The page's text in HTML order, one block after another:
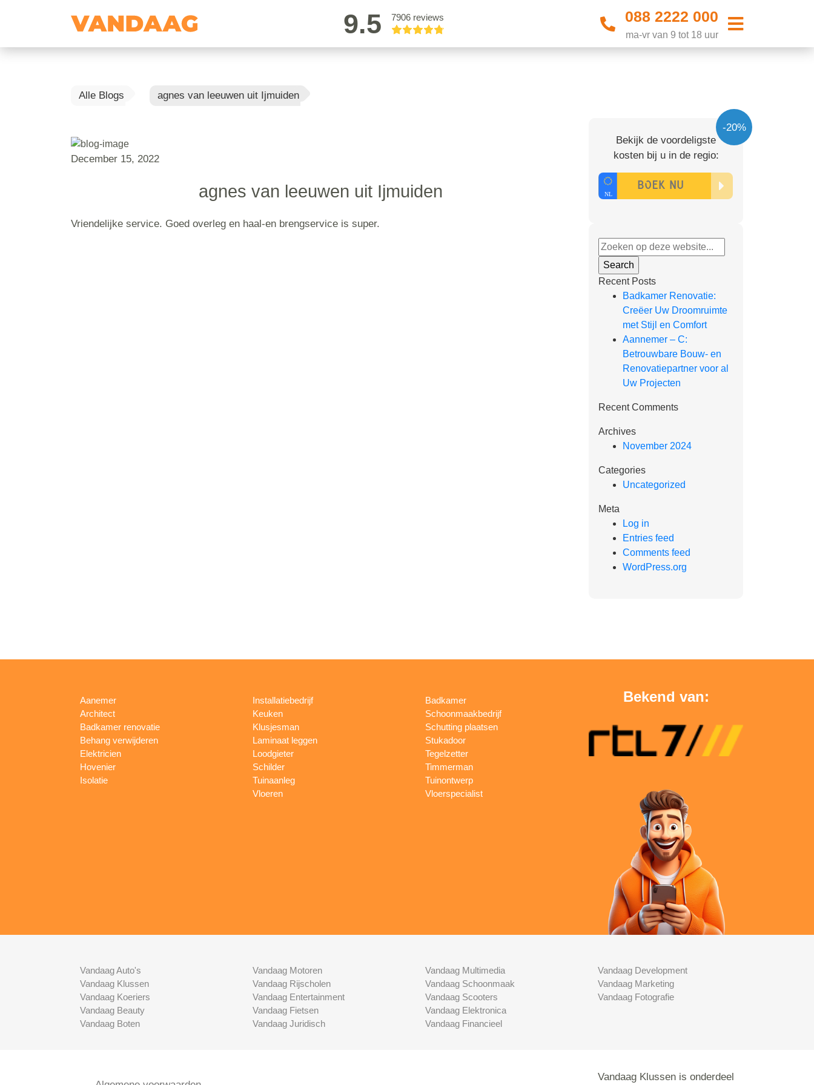
9.5 7906 reviews 088 2222 000
ma-vr van 9 tot 18 uur
Alle Blogs agnes van leeuwen uit Ijmuiden
December 15, 2022
agnes van leeuwen uit Ijmuiden
Vriendelijke service. Goed overleg en haal-en brengservice is super.
-20%
Bekijk de voordeligste
kosten bij u in de regio:
Recent Posts
Badkamer Renovatie:
Creëer Uw Droomruimte
met Stijl en Comfort
Aannemer – C:
Betrouwbare Bouw- en
Renovatiepartner voor al
Uw Projecten
Recent Comments
Archives
November 2024
Categories
Uncategorized
Meta
Log in
Entries feed
Comments feed
WordPress.org
Aanemer
Architect
Badkamer renovatie
Behang verwijderen
Elektricien
Hovenier
Isolatie
Installatiebedrijf
Keuken
Klusjesman
Laminaat leggen
Loodgieter
Schilder
Tuinaanleg
Vloeren
Badkamer
Schoonmaakbedrijf
Schutting plaatsen
Stukadoor
Tegelzetter
Timmerman
Tuinontwerp
Vloerspecialist
Bekend van:
Vandaag Auto's
Vandaag Klussen
Vandaag Koeriers
Vandaag Beauty
Vandaag Boten
Vandaag Motoren
Vandaag Rijscholen
Vandaag Entertainment
Vandaag Fietsen
Vandaag Juridisch
Vandaag Multimedia
Vandaag Schoonmaak
Vandaag Scooters
Vandaag Elektronica
Vandaag Financieel
Vandaag Development
Vandaag Marketing
Vandaag Fotografie
Vandaag Klussen is onderdeel